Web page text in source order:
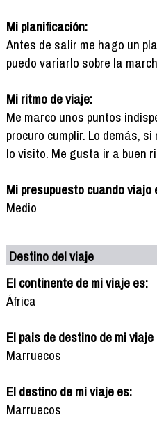
Mi planificación:
Antes de salir me hago un
puedo variarlo sobre la
Mi ritmo de viaje:
Me marco unos puntos
procuro cumplir. Lo demás,
lo visito. Me gusta ir a buen
Mi presupuesto cuando viajo
Medio
Destino del viaje
El continente de mi viaje es:
África
El pais de destino de mi viaje
Marruecos
El destino de mi viaje es:
Marruecos